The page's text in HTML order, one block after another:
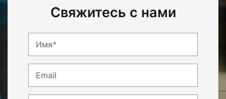
Свяжитесь с нами
Имя*
Email